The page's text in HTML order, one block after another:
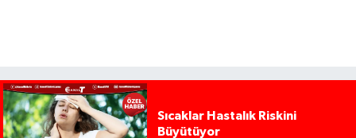
Sıcaklar Hastalık Riskini
Büyütüyor